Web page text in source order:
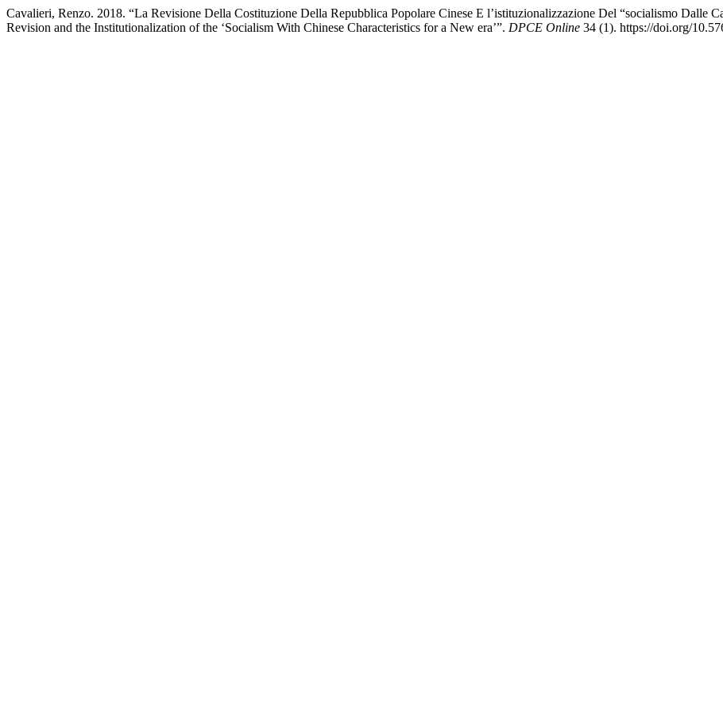
Cavalieri, Renzo. 2018. “La Revisione Della Costituzione Della Repubblica Popolare Cinese E l’istituzionalizzazione Del “socialismo Dalle
Revision and the Institutionalization of the ‘Socialism With Chinese Characteristics for a New era’”. DPCE Online 34 (1). https://doi.org/